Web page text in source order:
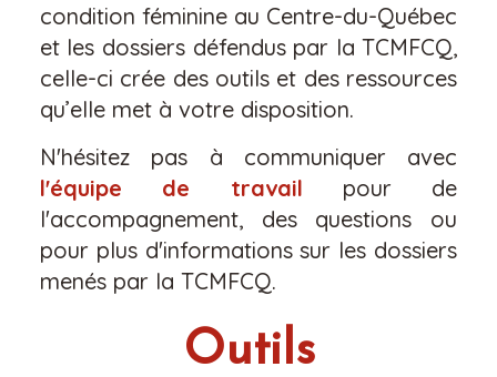
condition féminine au Centre-du-Québec
et les dossiers défendus par la TCMFCQ,
celle-ci crée des outils et des ressources
qu’elle met à votre disposition.
N'hésitez pas à communiquer avec
l'équipe de travail pour de
l'accompagnement, des questions ou
pour plus d'informations sur les dossiers
menés par la TCMFCQ.
Outils